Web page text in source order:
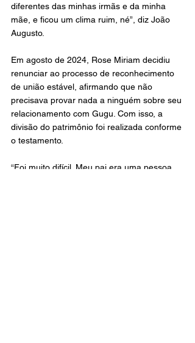
diferentes das minhas irmãs e da minha
mãe, e ficou um clima ruim, né”, diz João
Augusto.
Em agosto de 2024, Rose Miriam decidiu
renunciar ao processo de reconhecimento
de união estável, afirmando que não
precisava provar nada a ninguém sobre seu
relacionamento com Gugu. Com isso, a
divisão do patrimônio foi realizada conforme
o testamento.
“Foi muito difícil. Meu pai era uma pessoa